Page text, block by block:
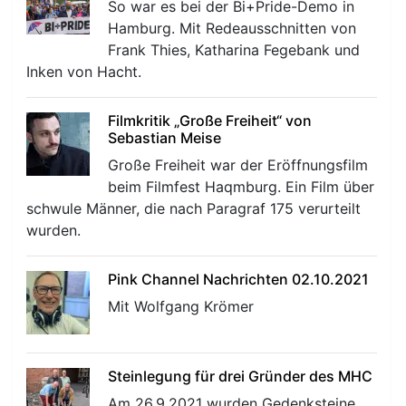
So war es bei der Bi+Pride-Demo in
Hamburg. Mit Redeausschnitten von
Frank Thies, Katharina Fegebank und
Inken von Hacht.
Filmkritik „Große Freiheit“ von
Sebastian Meise
Große Freiheit war der Eröffnungsfilm
beim Filmfest Haqmburg. Ein Film über
schwule Männer, die nach Paragraf 175 verurteilt
wurden.
Pink Channel Nachrichten 02.10.2021
Mit Wolfgang Krömer
Steinlegung für drei Gründer des MHC